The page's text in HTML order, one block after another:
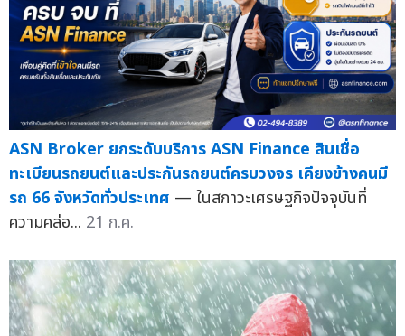
ASN Broker ยกระดับบริการ ASN Finance สินเชื่อ
ทะเบียนรถยนต์และประกันรถยนต์ครบวงจร เคียงข้างคนมี
รถ 66 จังหวัดทั่วประเทศ — ในสภาวะเศรษฐกิจปัจจุบันที่
ความคล่อ... 21 ก.ค.